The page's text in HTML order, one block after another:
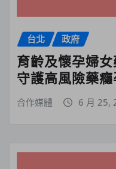
台北 政府
育齡及懷孕婦
守護高風險藥
合作媒體 6 月 25,